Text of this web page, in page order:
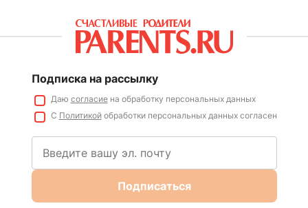
Подписка на рассылку
Даю согласиена обработку персональных данных
С Политикойобработки персональных данных согласен
Подписаться